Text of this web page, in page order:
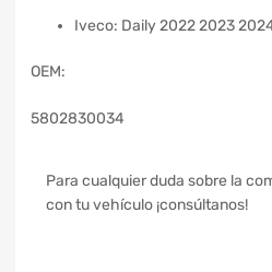
Iveco: Daily 2022 2023
OEM:
5802830034
Para cualquier duda sobre la
con tu vehículo ¡consúltanos!